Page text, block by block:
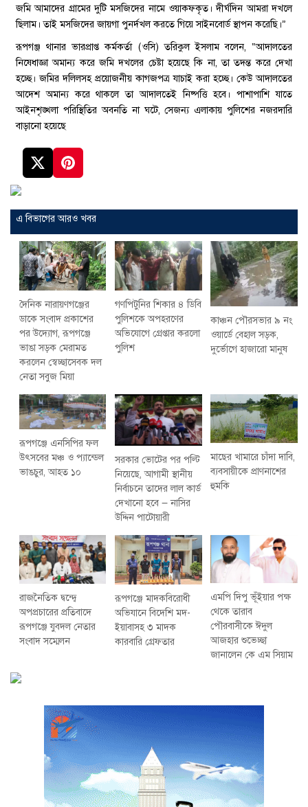
জমি আমাদের গ্রামের দুটি মসজিদের নামে ওয়াকফকৃত। দীর্ঘদিন আমরা দখলে
ছিলাম। তাই মসজিদের জায়গা পুনর্দখল করতে গিয়ে সাইনবোর্ড স্থাপন করেছি।”
রূপগঞ্জ থানার ভারপ্রাপ্ত কর্মকর্তা (ওসি) তরিকুল ইসলাম বলেন, “আদালতের
নিষেধাজ্ঞা অমান্য করে জমি দখলের চেষ্টা হয়েছে কি না, তা তদন্ত করে দেখা
হচ্ছে। জমির দলিলসহ প্রয়োজনীয় কাগজপত্র যাচাই করা হচ্ছে। কেউ আদালতের
আদেশ অমান্য করে থাকলে তা আদালতেই নিষ্পত্তি হবে। পাশাপাশি যাতে
আইনশৃঙ্খলা পরিস্থিতির অবনতি না ঘটে, সেজন্য এলাকায় পুলিশের নজরদারি
বাড়ানো হয়েছে
এ বিভাগের আরও খবর
দৈনিক নারায়ণগঞ্জের
ডাকে সংবাদ প্রকাশের
পর উদ্যোগ, রূপগঞ্জে
ভাঙা সড়ক মেরামত
করলেন স্বেচ্ছাসেবক দল
নেতা সবুজ মিয়া
গণপিটুনির শিকার ৪ ডিবি
পুলিশকে অপহরণের
অভিযোগে গ্রেপ্তার করলো
পুলিশ
কাঞ্চন পৌরসভার ৯ নং
ওয়ার্ডে বেহাল সড়ক,
দুর্ভোগে হাজারো মানুষ
রূপগঞ্জে এনসিপির ফল
উৎসবের মঞ্চ ও প্যান্ডেল
ভাঙচুর, আহত ১০
সরকার ভোটের পর পল্টি
নিয়েছে, আগামী স্থানীয়
নির্বাচনে তাদের লাল কার্ড
দেখানো হবে — নাসির
উদ্দিন পাটোয়ারী
মাছের খামারে চাঁদা দাবি,
ব্যবসায়ীকে প্রাণনাশের
হুমকি
রাজনৈতিক দ্বন্দ্বে
অপপ্রচারের প্রতিবাদে
‎রূপগঞ্জে যুবদল নেতার
সংবাদ সম্মেলন ‎
রূপগঞ্জে মাদকবিরোধী
অভিযানে বিদেশি মদ-
ইয়াবাসহ ৩ মাদক
কারবারি গ্রেফতার
এমপি দিপু ভূঁইয়ার পক্ষ
থেকে তারাব
পৌরবাসীকে ঈদুল
আজহার শুভেচ্ছা
জানালেন কে এম সিয়াম